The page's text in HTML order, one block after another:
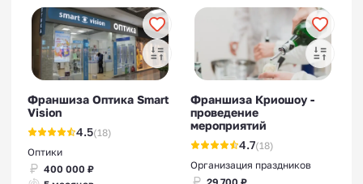
Франшиза Оптика Smart
Vision
4.5(18)
Оптики
400 000 ₽
Франшиза Криошоу -
проведение
мероприятий
4.7(18)
Организация праздников